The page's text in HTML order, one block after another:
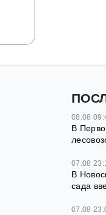
08.08
В
07.08
В
сада
07.08